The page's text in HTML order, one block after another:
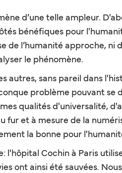
d’une telle ampleur.
bénéfiques pour
de l’humanité approche,
le phénomène.
autres, sans pareil dans
problème pouvant
qualités d'universalité,
fur et à mesure de la
la bonne pour
l'hôpital Cochin à Paris
ont ainsi été sauvées.